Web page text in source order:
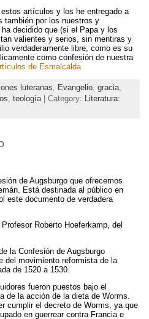
artículos y los he entregado a
también por los nuestros y
decidido que (si el Papa y los
valientes y serios, sin mentiras y
verdaderamente libre, como es su
como confesión de nuestra
de Esmalcalda
luteranas Evangelio gracia
teología | Category:
Literatura:
de Augsburgo que ofrecemos
Está destinada al público en
este documento de verdadera
Roberto Hoeferkamp, del
la Confesión de Augsburgo
del movimiento reformista de la
de 1520 a 1530.
fueron puestos bajo el
de la acción de la dieta de Worms.
cumplir el decreto de Worms, ya que
en guerrear contra Francia e